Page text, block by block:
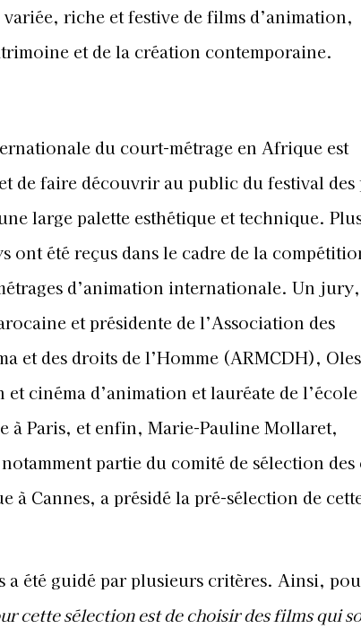
riche et festive de films d’animation,
et de la création contemporaine.
du court-métrage en Afrique est
de faire découvrir au public du festival des
large palette esthétique et technique.
ont été reçus dans le cadre de la
d’animation internationale. Un jury,
et présidente de l’Association des
et des droits de l’Homme (ARMCDH),
cinéma d’animation et lauréate de
à Paris, et enfin, Marie-Pauline Mollaret,
partie du comité de sélection des
à Cannes, a présidé la pré-sélection de
a été guidé par plusieurs critères. Ainsi,
cette sélection est de choisir des films qui